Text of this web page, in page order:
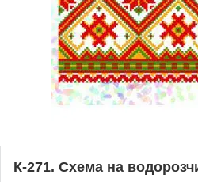
К-271. Схема на